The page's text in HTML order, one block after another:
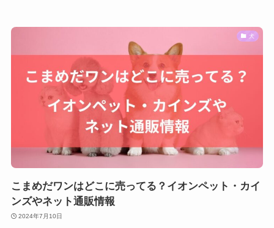
犬
こまめだワンはどこに売ってる？イオンペット・カイ
ンズやネット通販情報
2024年7月10日